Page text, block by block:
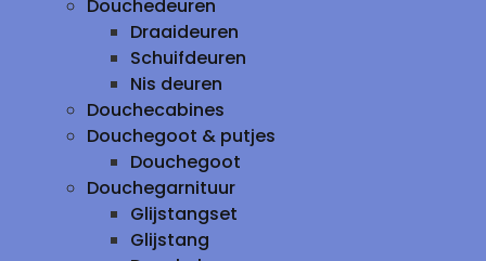
Douchedeuren
Draaideuren
Schuifdeuren
Nis deuren
Douchecabines
Douchegoot & putjes
Douchegoot
Douchegarnituur
Glijstangset
Glijstang